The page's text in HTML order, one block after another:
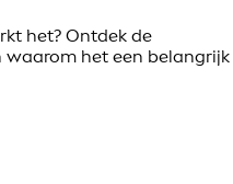
het? Ontdek de
het een belangrijk